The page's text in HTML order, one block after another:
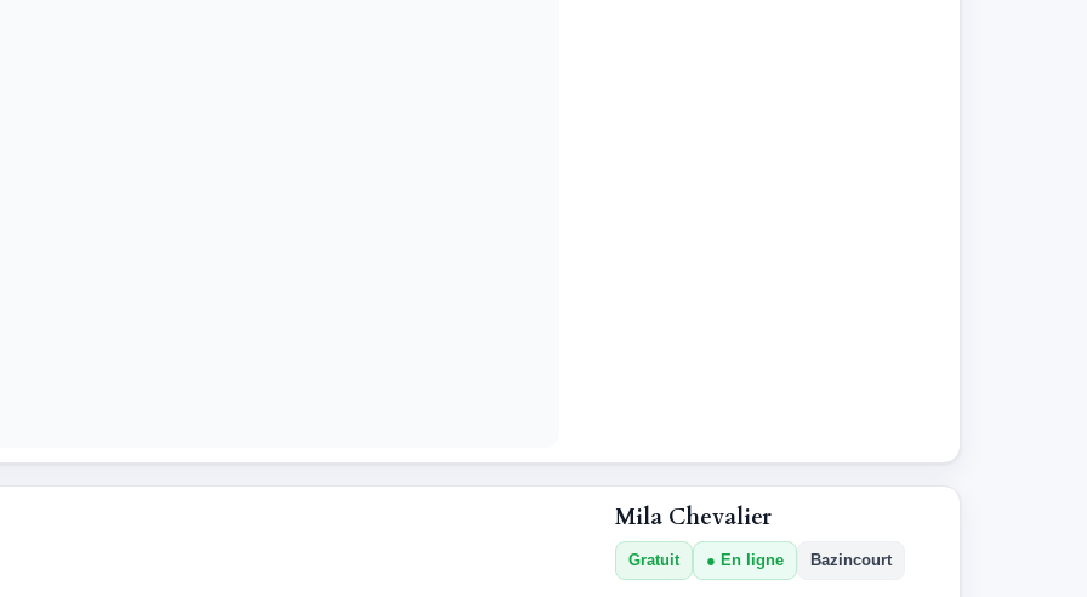
Mila Chevalier
Gratuit En ligne Bazincourt